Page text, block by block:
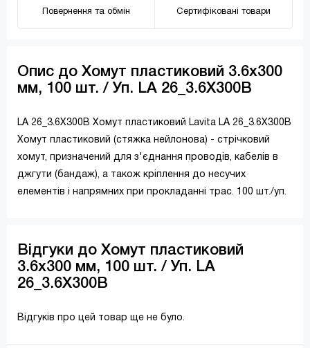
Повернення та обмін Сертифіковані товари
Опис до Хомут пластиковий 3.6х300
мм, 100 шт. / Уп. LA 26_3.6X300B
LA 26_3.6X300B Хомут пластиковий Lavita LA 26_3.6X300B
Хомут пластиковий (стяжка нейлонова) - стрічковий
хомут, призначений для з'єднання проводів, кабелів в
джгути (бандаж), а також кріплення до несучих
елементів і напрямних при прокладанні трас. 100 шт./уп.
Відгуки до Хомут пластиковий
3.6х300 мм, 100 шт. / Уп. LA
26_3.6X300B
Відгуків про цей товар ще не було.